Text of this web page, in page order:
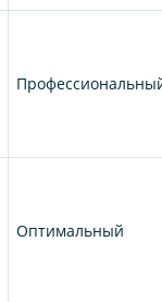
Оптимальный